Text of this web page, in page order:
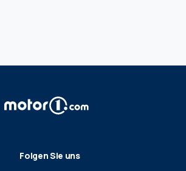
Folgen Sie uns